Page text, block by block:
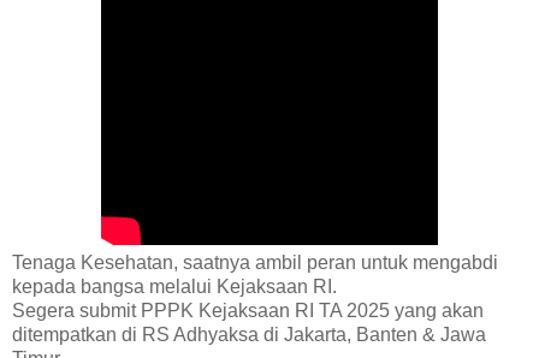
Tenaga Kesehatan, saatnya ambil peran untuk mengabdi
kepada bangsa melalui Kejaksaan RI.
Segera submit PPPK Kejaksaan RI TA 2025 yang akan
ditempatkan di RS Adhyaksa di Jakarta, Banten & Jawa